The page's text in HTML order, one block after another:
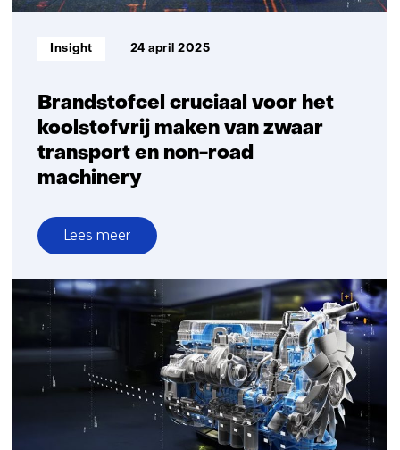
Brandstofcel cruciaal voor het
koolstofvrij maken van zwaar
transport en non-road
machinery
Informatietype:
Insight 24 april 2025
Lees meer
over
Brandstofcel
cruciaal
voor
koolstofvrij
maken
zwaar